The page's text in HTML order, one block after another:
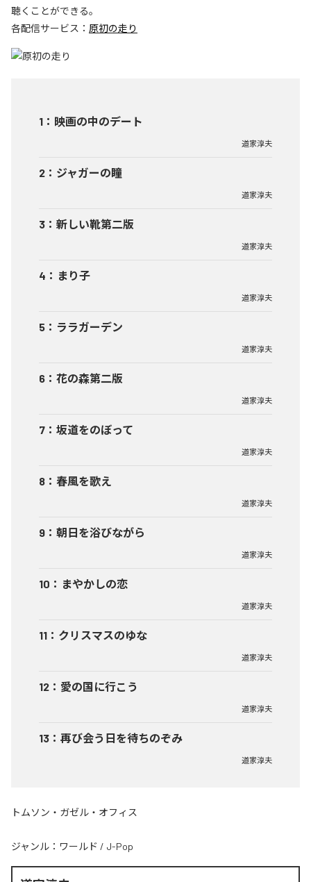
聴くことができる。
各配信サービス： 原初の走り
1 ： 映画の中のデート
道家淳夫
2 ： ジャガーの瞳
道家淳夫
3 ： 新しい靴第二版
道家淳夫
4 ： まり子
道家淳夫
5 ： ララガーデン
道家淳夫
6 ： 花の森第二版
道家淳夫
7 ： 坂道をのぼって
道家淳夫
8 ： 春風を歌え
道家淳夫
9 ： 朝日を浴びながら
道家淳夫
10 ： まやかしの恋
道家淳夫
11 ： クリスマスのゆな
道家淳夫
12 ： 愛の国に行こう
道家淳夫
13 ： 再び会う日を待ちのぞみ
道家淳夫
トムソン・ガゼル・オフィス
ジャンル： ワールド / J-Pop